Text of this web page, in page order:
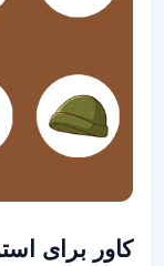
کاور برای